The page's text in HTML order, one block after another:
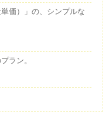
価）」の、シンプルな
ラン。